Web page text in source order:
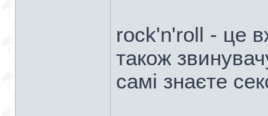
rock'n'roll - це
також
самі знаєте